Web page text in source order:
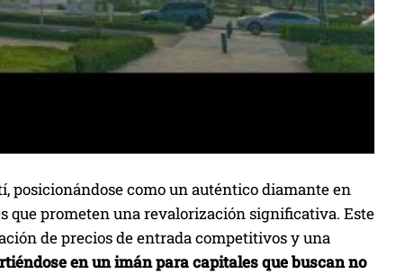
posicionándose como un auténtico diamante en
que prometen una revalorización significativa. Este
de precios de entrada competitivos y una
en un imán para capitales que buscan no